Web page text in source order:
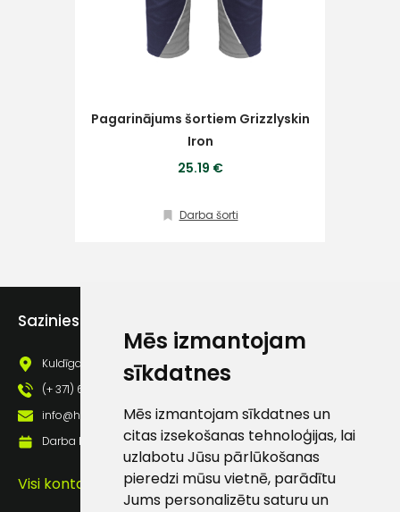
Mēs izmantojam
sīkdatnes
Mēs izmantojam sīkdatnes un
citas izsekošanas tehnoloģijas, lai
uzlabotu Jūsu pārlūkošanas
pieredzi mūsu vietnē, parādītu
Jums personalizētu saturu un
Pagarinājums šortiem Grizzlyskin
Iron
25.19 €
Darba šorti
Sazinies ar mums
Kuldīgas iela 69a, Saldus, Saldus nov., LV - 3801
(+ 371) 63 881 186
info@hards.lv
Darba laiks: Darbadienās: 8:00 - 17:00
Visi kontakti
Piekrītu saņemt
pastā
Klientu
info@hards.lv